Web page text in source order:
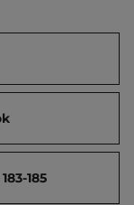
185